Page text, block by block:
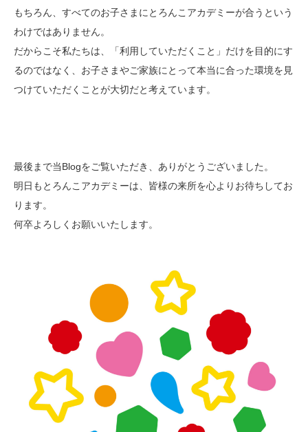
もちろん、すべてのお子さまにとろんこアカデミーが合うという
わけではありません。
だからこそ私たちは、「利用していただくこと」だけを目的にす
るのではなく、お子さまやご家族にとって本当に合った環境を見
つけていただくことが大切だと考えています。
最後まで当Blogをご覧いただき、ありがとうございました。
明日もとろんこアカデミーは、皆様の来所を心よりお待ちしてお
ります。
何卒よろしくお願いいたします。